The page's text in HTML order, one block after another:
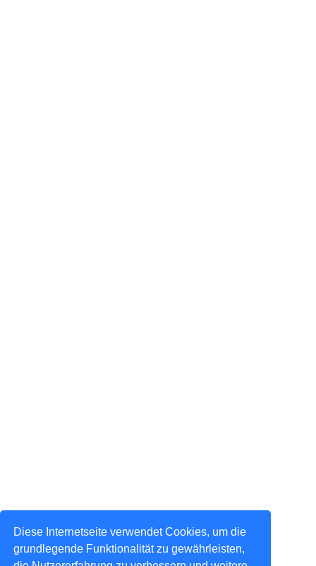
Diese Internetseite verwendet Cookies, um die
grundlegende Funktionalität zu gewährleisten,